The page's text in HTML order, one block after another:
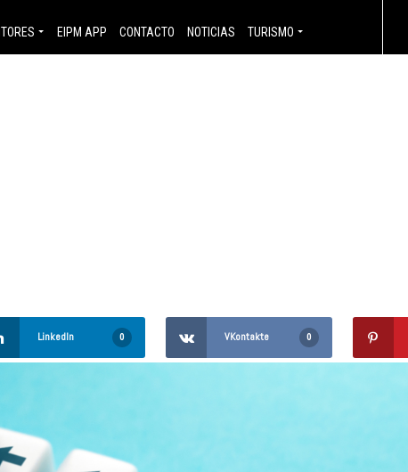
EIPM APP CONTACTO NOTICIAS TURISMO
evitar al
LinkedIn 0 VKontakte 0